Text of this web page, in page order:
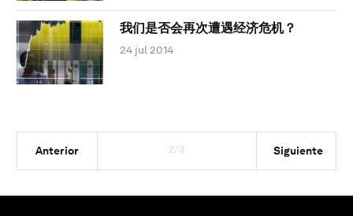
我们是否会再次遭遇经济危机？
24 jul 2014
Anterior 2/3 Siguiente